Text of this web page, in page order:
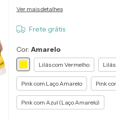
Ver mais detalhes
Frete grátis
Cor: Amarelo
Lilás com Vermelho
Pink com Laço Amarelo Pink
Pink com Azul (Laço Amarelo)